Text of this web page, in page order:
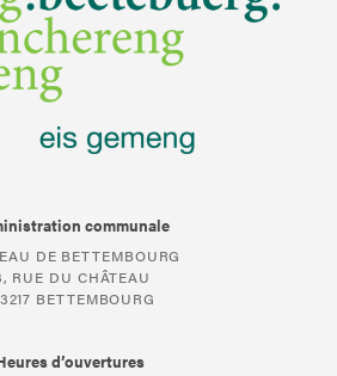
communale
DE BETTEMBOURG
RUE DU CHÂTEAU
BETTEMBOURG
d’ouvertures